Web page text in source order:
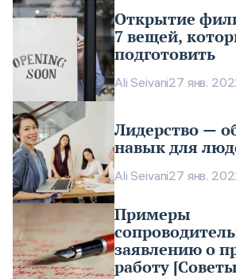
Открытие
7 вещей,
подготовить
Ali Seivani27 янв.
Лидерство —
навык для
Ali Seivani27 янв.
Примеры
заявлению о
работу